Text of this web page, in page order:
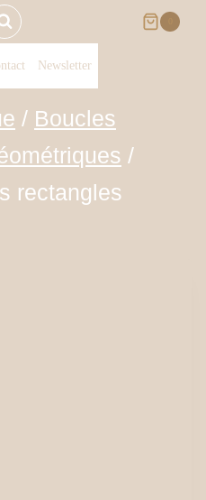
Newsletter
/ Boucles
/
rectangles